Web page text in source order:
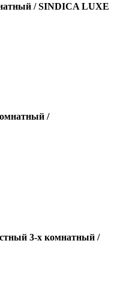
/ SINDICA LUXE
/
3-х комнатный /